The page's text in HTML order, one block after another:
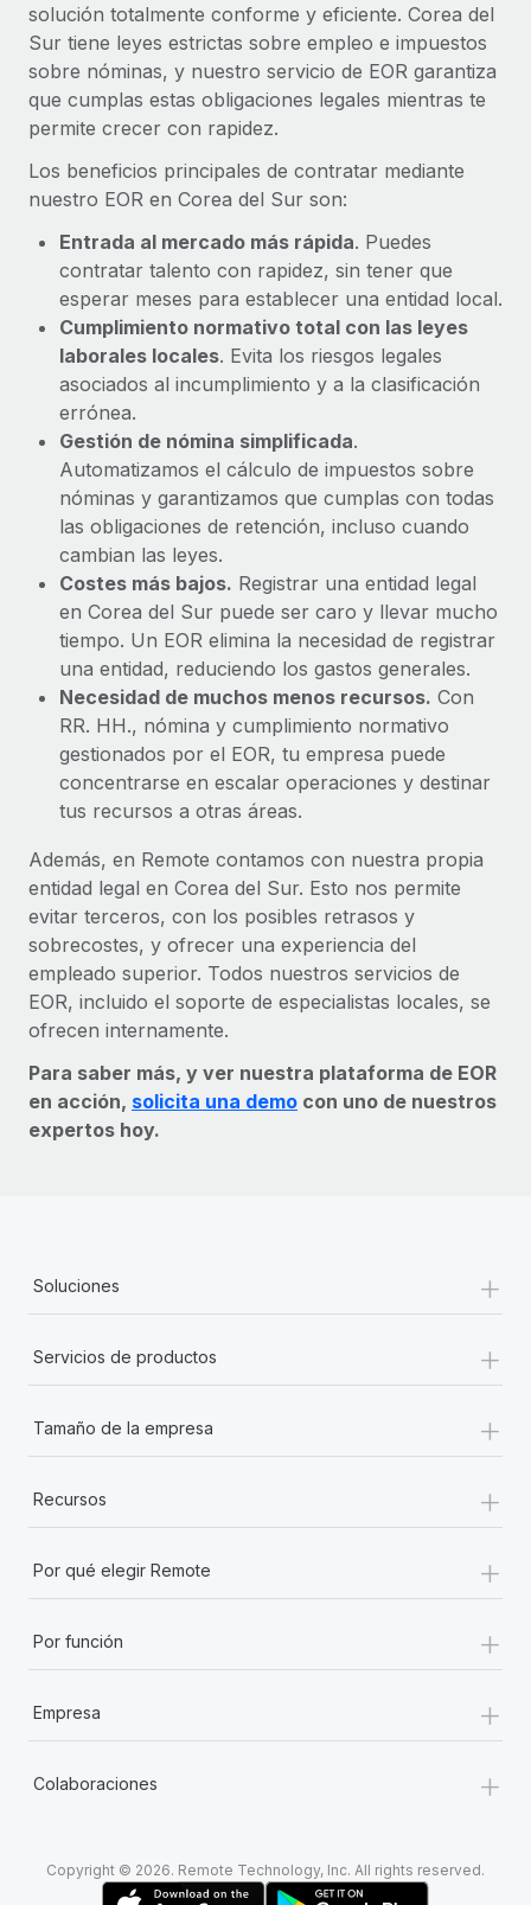
solución totalmente conforme y eficiente. Corea del
Sur tiene leyes estrictas sobre empleo e impuestos
sobre nóminas, y nuestro servicio de EOR garantiza
que cumplas estas obligaciones legales mientras te
permite crecer con rapidez.
Los beneficios principales de contratar mediante
nuestro EOR en Corea del Sur son:
Entrada al mercado más rápida. Puedes
contratar talento con rapidez, sin tener que
esperar meses para establecer una entidad local.
Cumplimiento normativo total con las leyes
laborales locales. Evita los riesgos legales
asociados al incumplimiento y a la clasificación
errónea.
Gestión de nómina simplificada.
Automatizamos el cálculo de impuestos sobre
nóminas y garantizamos que cumplas con todas
las obligaciones de retención, incluso cuando
cambian las leyes.
Costes más bajos. Registrar una entidad legal
en Corea del Sur puede ser caro y llevar mucho
tiempo. Un EOR elimina la necesidad de registrar
una entidad, reduciendo los gastos generales.
Necesidad de muchos menos recursos. Con
RR. HH., nómina y cumplimiento normativo
gestionados por el EOR, tu empresa puede
concentrarse en escalar operaciones y destinar
tus recursos a otras áreas.
Además, en Remote contamos con nuestra propia
entidad legal en Corea del Sur. Esto nos permite
evitar terceros, con los posibles retrasos y
sobrecostes, y ofrecer una experiencia del
empleado superior. Todos nuestros servicios de
EOR, incluido el soporte de especialistas locales, se
ofrecen internamente.
Para saber más, y ver nuestra plataforma de EOR
en acción, solicita una demo con uno de nuestros
expertos hoy.
Soluciones +
Servicios de productos +
Tamaño de la empresa +
Recursos +
Por qué elegir Remote +
Por función +
Empresa +
Colaboraciones +
Copyright © 2026. Remote Technology, Inc. All rights reserved.